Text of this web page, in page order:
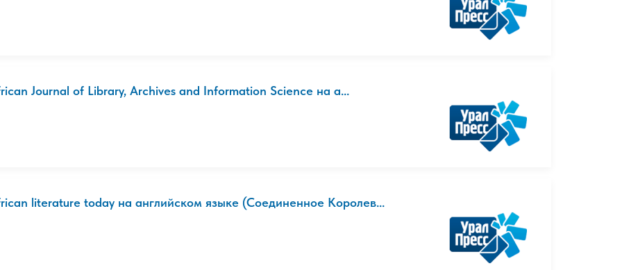
Journal of Library, Archives and Information Science на а...
literature today на английском языке (Соединенное Королев...